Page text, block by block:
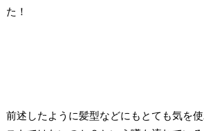
た！
前述したように髪型などにもとても気を使